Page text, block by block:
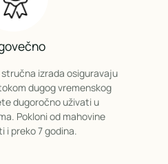
izrada osiguravaju
dugog vremenskog
dugoročno uživati u
Pokloni od mahovine
i preko 7 godina.